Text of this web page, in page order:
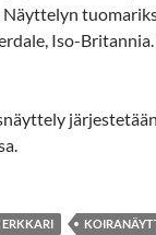
Näyttelyn
Iso-
ERKKARI